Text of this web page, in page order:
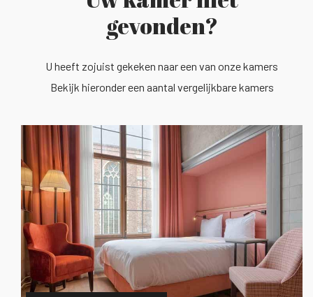
gevonden?
U heeft zojuist gekeken naar een van onze kamers
Bekijk hieronder een aantal vergelijkbare kamers